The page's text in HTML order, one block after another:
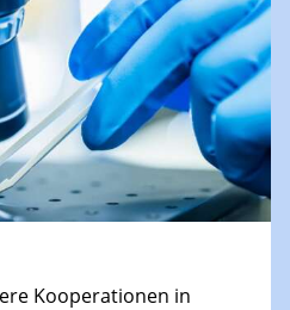
Kooperationen in